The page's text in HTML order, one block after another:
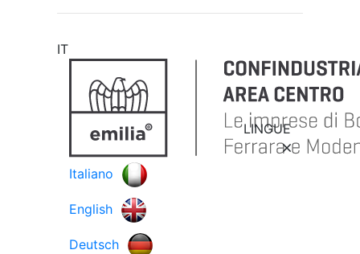
IT
LINGUE
Italiano
English
Deutsch